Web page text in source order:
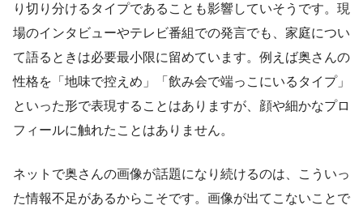
り切り分けるタイプであることも影響していそうです。現
場のインタビューやテレビ番組での発言でも、家庭につい
て語るときは必要最小限に留めています。例えば奥さんの
性格を「地味で控えめ」「飲み会で端っこにいるタイプ」
といった形で表現することはありますが、顔や細かなプロ
フィールに触れたことはありません。
ネットで奥さんの画像が話題になり続けるのは、こういっ
た情報不足があるからこそです。画像が出てこないことで